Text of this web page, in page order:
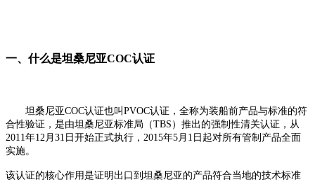
一、什么是坦桑尼亚COC认证
坦桑尼亚COC认证也叫PVOC认证，全称为装船前产品与标准的符
合性验证，是由坦桑尼亚标准局（TBS）推出的强制性清关认证，从
2011年12月31日开始正式执行，2015年5月1日起对所有管制产品全面
实施。
该认证的核心作用是证明出口到坦桑尼亚的产品符合当地的技术标准